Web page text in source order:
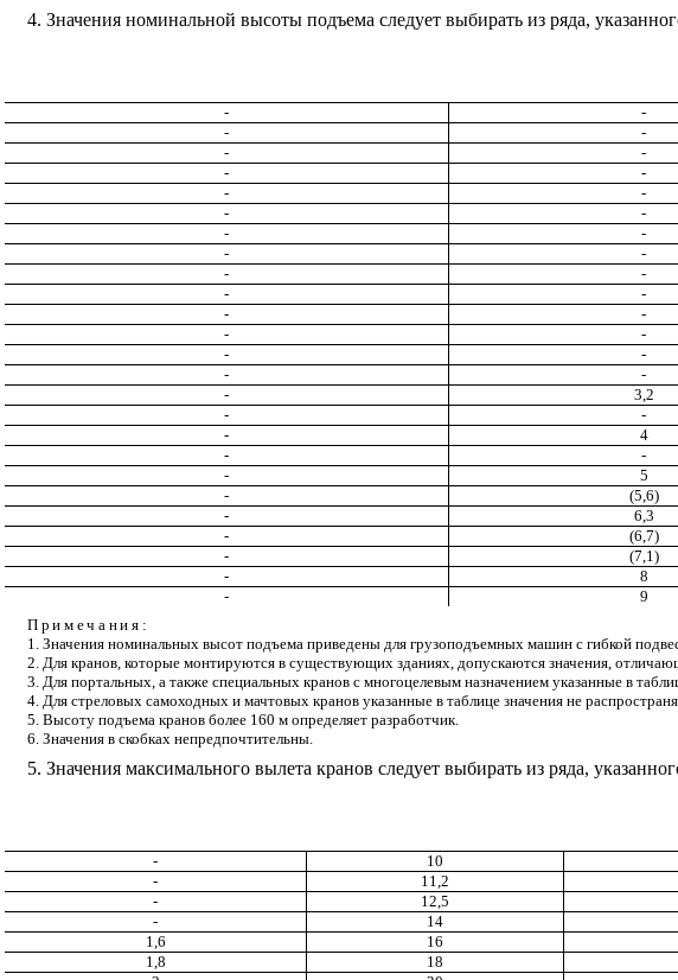
4. Значения номинальной высоты подъема следует выбирать из ряда,
- -
-
-
-
-
-
-
-
-
-
-
-
-
-
-
-
-
-
-
-
-
-
-
-
-
-
-
-
3,2
-
-
-
4
-
-
-
5
-
(5,6)
-
6,3
-
(6,7)
-
(7,1)
-
8
-
9
Примечания:
1. Значения номинальных высот подъема приведены для грузоподъемных машин с гибкой
2. Для кранов, которые монтируются в существующих зданиях, допускаются значения,
3. Для портальных, а также специальных кранов с многоцелевым назначением указанные в
4. Для стреловых самоходных и мачтовых кранов указанные в таблице значения не
5. Высоту подъема кранов более 160 м определяет разработчик.
6. Значения в скобках непредпочтительны.
5. Значения максимального вылета кранов следует выбирать из ряда,
- 10
-
11,2
-
12,5
-
14
1,6
16
1,8
18